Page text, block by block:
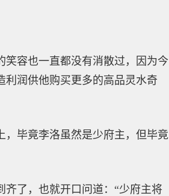
容也一直都没有消散过，因为今
利润供他购买更多的高品灵水奇
，毕竟李洛虽然是少府主，但毕竟
了，也就开口问道：“少府主将